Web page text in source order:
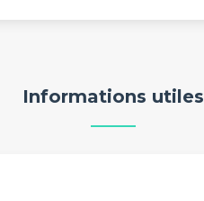
Informations utiles